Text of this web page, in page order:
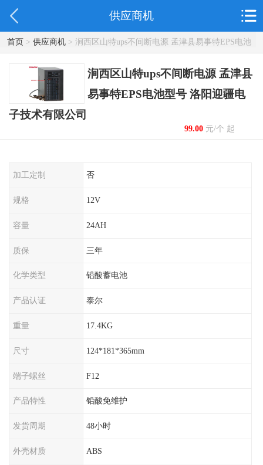
供应商机
首页> 供应商机> 涧西区山特ups不间断电源 孟津县易事特EPS电池
型号 洛阳迎疆电子技术有限公司
涧西区山特ups不间断电源 孟津县
易事特EPS电池型号 洛阳迎疆电
子技术有限公司
99.00元/个 起
加工定制 否
规格 12V
容量 24AH
质保 三年
化学类型 铅酸蓄电池
产品认证 泰尔
重量 17.4KG
尺寸 124*181*365mm
端子螺丝 F12
产品特性 铅酸免维护
发货周期 48小时
外壳材质 ABS